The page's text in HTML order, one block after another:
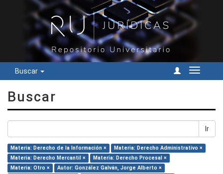
Buscar
Cambiar
Buscar
Ir
Materia: Derecho de la Información ×
Materia: Derecho Administrativo ×
Materia: Derecho Mercantil ×
Materia: Derecho Procesal ×
Materia: Otro ×
Autor: González Galván, Jorge Alberto ×